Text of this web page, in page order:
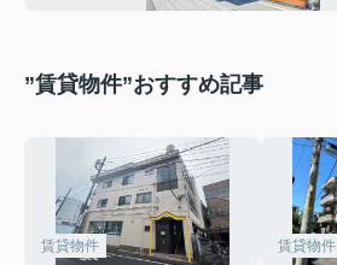
”賃貸物件”おすすめ記事
賃貸物件 賃貸物件